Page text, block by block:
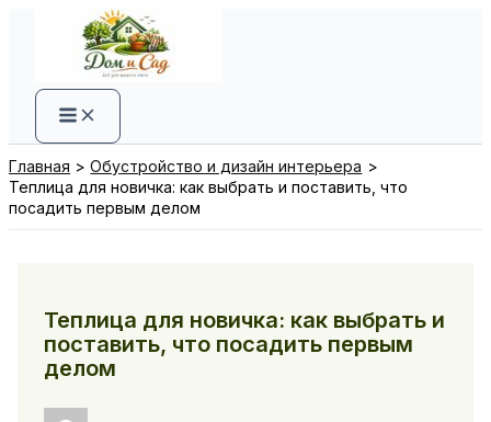
содержимому
Главная
Обустройство и дизайн интерьера
Теплица для новичка: как выбрать и поставить, что
посадить первым делом
Теплица для новичка: как выбрать и
поставить, что посадить первым
делом